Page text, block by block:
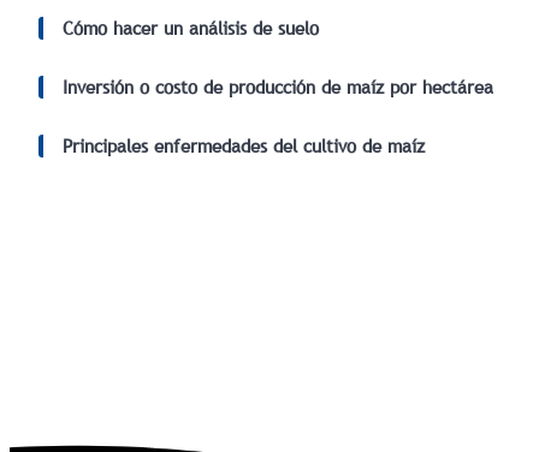
Cómo hacer un análisis de suelo
Inversión o costo de producción de maíz por hectárea
Principales enfermedades del cultivo de maíz